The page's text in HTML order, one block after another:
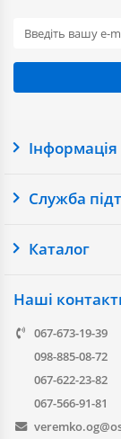
Інформація
Служба
Каталог
Наші
067-673-19-39
098-885-08-72
067-622-23-82
067-566-91-81